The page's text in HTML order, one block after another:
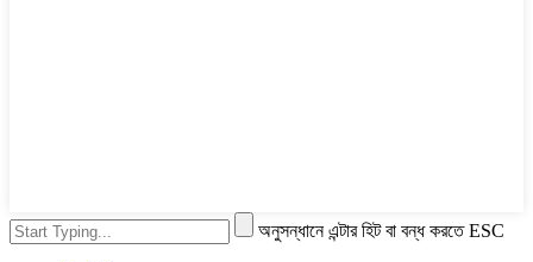
অনুসন্ধানে এন্টার হিট বা বন্ধ করতে ESC